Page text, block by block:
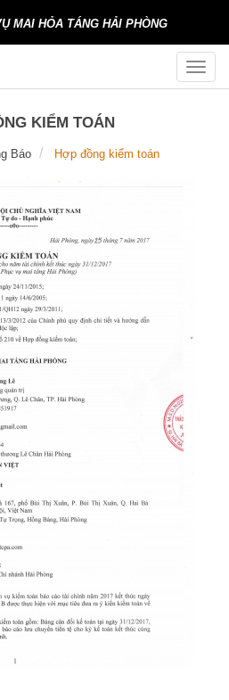
MAI HỎA TÁNG HẢI PHÒNG
Toggle
KIỂM TOÁN
Báo Hợp đồng kiểm toán